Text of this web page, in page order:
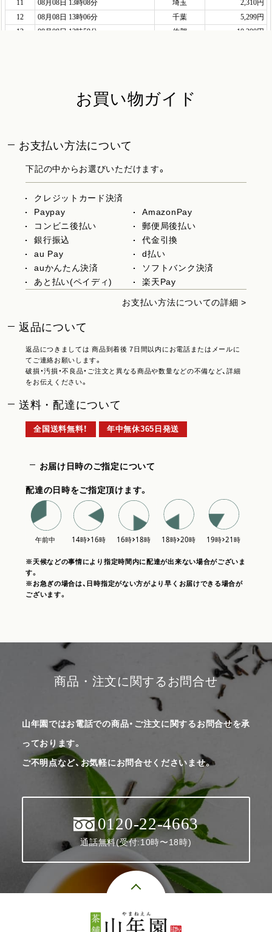
お買い物ガイド
お支払い方法について
下記の中からお選びいただけます。
クレジットカード決済
Paypay
AmazonPay
コンビニ後払い
郵便局後払い
銀行振込
代金引換
au Pay
d払い
auかんたん決済
ソフトバンク決済
あと払い(ペイディ)
楽天Pay
お支払い方法についての詳細 >
返品について
返品につきましては 商品到着後 7日間以内にお電話またはメールに
てご連絡お願いします。
破損・汚損・不良品・ご注文と異なる商品や数量などの不備など、詳細
をお伝えください。
送料・配達について
全国送料無料！ 年中無休365日発送
お届け日時のご指定について
配達の日時をご指定頂けます。
※天候などの事情により指定時間内に配達が出来ない場合がございま
す。
※お急ぎの場合は、日時指定がない方がより早くお届けできる場合が
ございます。
商品・注文に関するお問合せ
山年園ではお電話での商品・ご注文に関するお問合せを承
っております。
ご不明点など、お気軽にお問合せくださいませ。
0120-22-4663
通話無料(受付:10時〜18時)